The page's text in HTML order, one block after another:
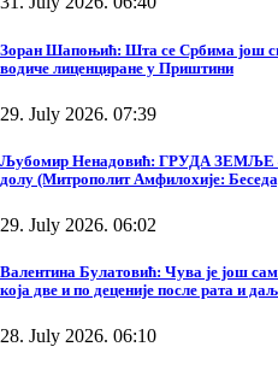
Зоран Шапоњић: Шта се Србима још
водиче лиценциране у Приштини
29. July 2026. 07:39
Љубомир Ненадовић: ГРУДА ЗЕМЉЕ –
долу (Митрополит Амфилохије:
29. July 2026. 06:02
Валентина Булатовић: Чува је још
која две и по деценије после рата и
28. July 2026. 06:10